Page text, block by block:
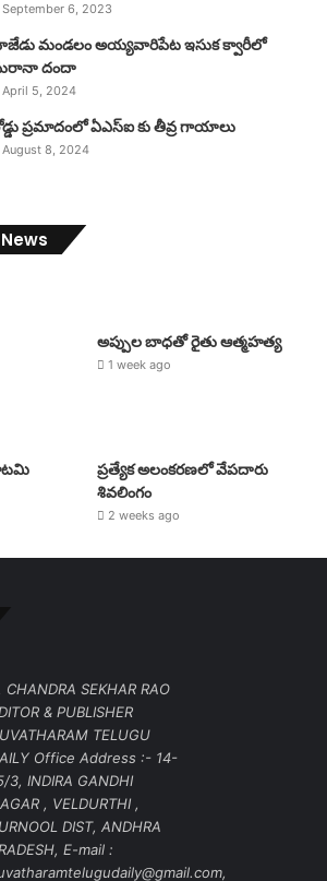
September 6, 2023
మండలం అయ్యవారిపేట ఇసుక క్వారీలో
దందా
April 5, 2024
ప్రమాదంలో ఏఎస్ఐ కు తీవ్ర గాయాలు
August 8, 2024
అప్పుల బాధతో రైతు ఆత్మహత్య
1 week ago
ప్రత్యేక అలంకరణలో వేపదారు
శివలింగం
2 weeks ago
CHANDRA SEKHAR RAO
& PUBLISHER
TELUGU
Office Address :- 14-
3, INDIRA GANDHI
, VELDURTHI ,
DIST, ANDHRA
E-mail :